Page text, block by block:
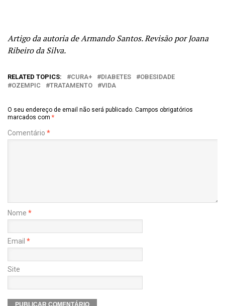
Artigo da autoria de Armando Santos. Revisão por Joana
Ribeiro da Silva.
RELATED TOPICS: CURA+ DIABETES
OBESIDADE
OZEMPIC
TRATAMENTO VIDA
O seu endereço de email não será publicado. Campos obrigatórios
marcados com *
Comentário *
Nome *
Email *
Site